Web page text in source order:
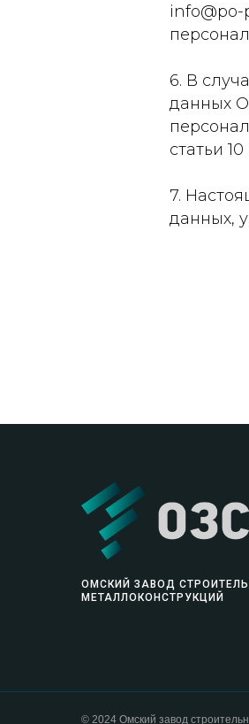
6. В
данных
статьи
7.
данных,
© 2024 Омский завод
ОМСКИЙ ЗАВОД
МЕТАЛЛОКОНСТРУКЦИЙ